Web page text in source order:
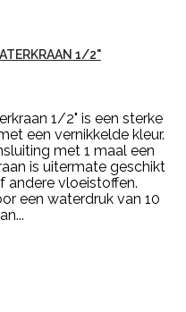
1/2"
1/2" is een sterke
een vernikkelde kleur.
met 1 maal een
is uitermate geschikt
andere vloeistoffen.
een waterdruk van 10